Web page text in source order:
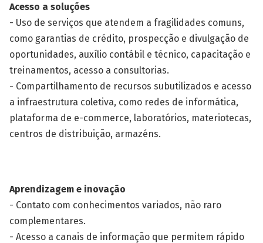
Acesso a soluções
- Uso de serviços que atendem a fragilidades comuns,
como garantias de crédito, prospecção e divulgação de
oportunidades, auxílio contábil e técnico, capacitação e
treinamentos, acesso a consultorias.
- Compartilhamento de recursos subutilizados e acesso
a infraestrutura coletiva, como redes de informática,
plataforma de e-commerce, laboratórios, materiotecas,
centros de distribuição, armazéns.
Aprendizagem e inovação
- Contato com conhecimentos variados, não raro
complementares.
- Acesso a canais de informação que permitem rápido